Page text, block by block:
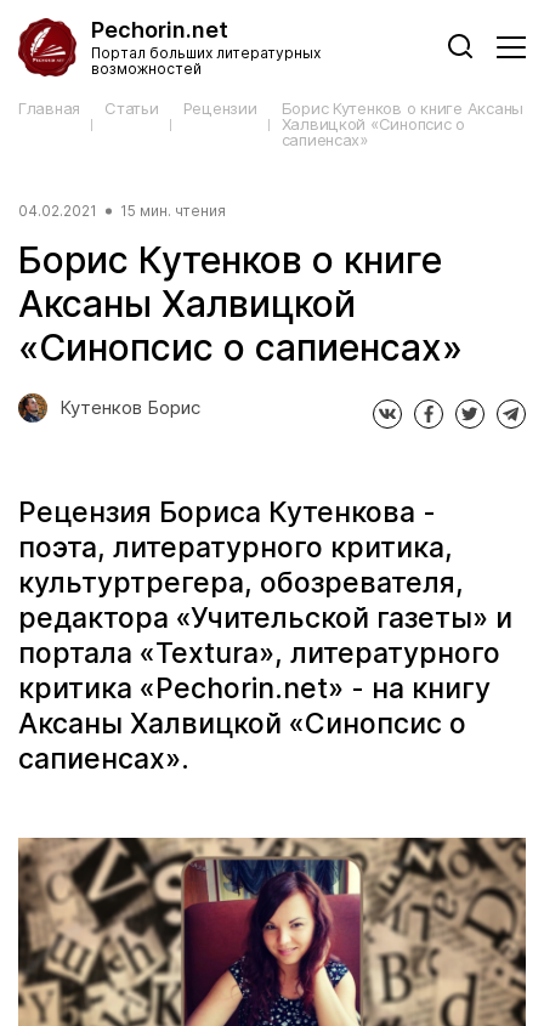
Pechorin.net
Портал больших литературных
возможностей
Главная Статьи Рецензии
Борис Кутенков о книге Аксаны
Халвицкой «Синопсис о
сапиенсах»
Борис Кутенков о книге
Аксаны Халвицкой
«Синопсис о сапиенсах»
04.02.2021 15 мин. чтения
Кутенков Борис
Рецензия Бориса Кутенкова -
поэта, литературного критика,
культуртрегера, обозревателя,
редактора «Учительской газеты» и
портала «Textura», литературного
критика «Pechorin.net» - на книгу
Аксаны Халвицкой «Синопсис о
сапиенсах».